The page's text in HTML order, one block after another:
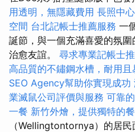
用透明，無隱藏費用 長照中
空間 台北記帳士推薦服務 一
誕節，與一個充滿喜愛的氛
治愈友誼。 尋求專業記帳士
高品質的不鏽鋼水槽，耐用且
SEO Agency幫助你實現成功
業滅鼠公司評價與服務 可靠
一餐 新竹外燴，提供獨特的
（Wellingtontornya）的居